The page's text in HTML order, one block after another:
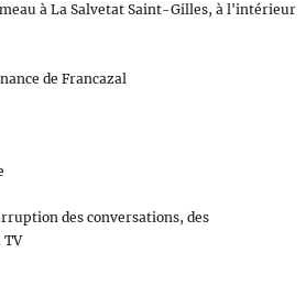
à La Salvetat Saint-Gilles, à l'intérieur
de Francazal
des conversations, des
TV